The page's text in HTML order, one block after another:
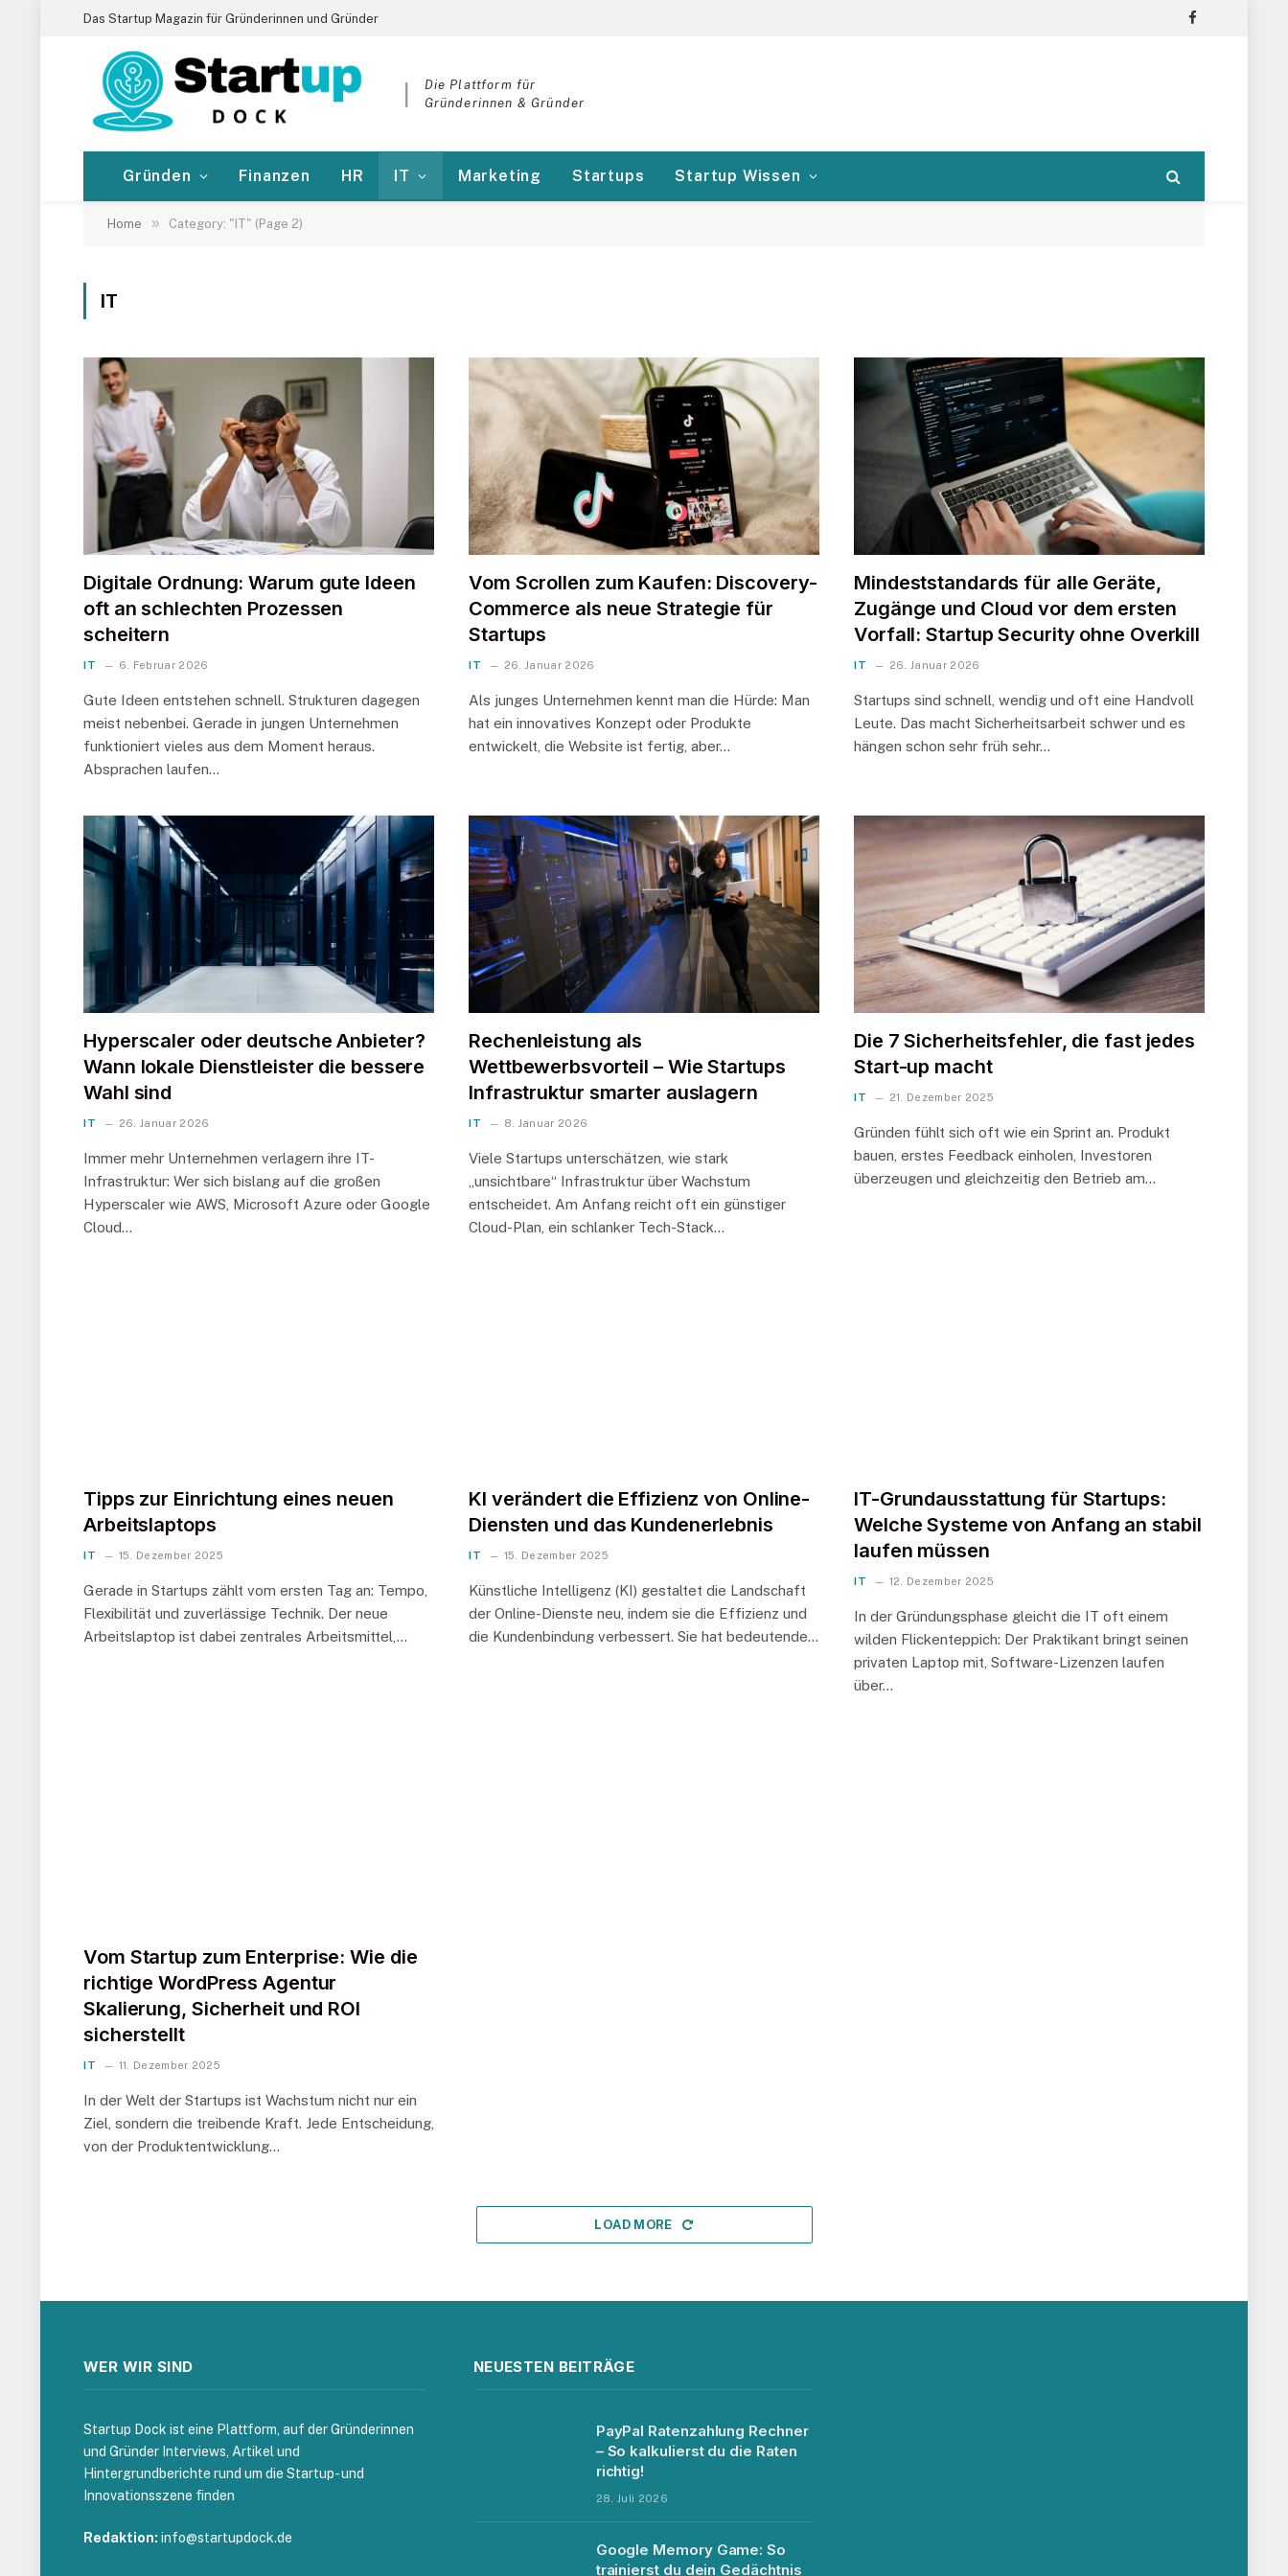
Das Startup Magazin für Gründerinnen und Gründer
Facebook
Die Plattform für
Gründerinnen & Gründer
Gründen Finanzen HR IT Marketing Startups Startup Wissen
Home » Category: "IT" (Page 2)
IT
Digitale Ordnung: Warum gute Ideen
oft an schlechten Prozessen
scheitern
IT 6. Februar 2026
Gute Ideen entstehen schnell. Strukturen dagegen
meist nebenbei. Gerade in jungen Unternehmen
funktioniert vieles aus dem Moment heraus.
Absprachen laufen…
Vom Scrollen zum Kaufen: Discovery-
Commerce als neue Strategie für
Startups
IT 26. Januar 2026
Als junges Unternehmen kennt man die Hürde: Man
hat ein innovatives Konzept oder Produkte
entwickelt, die Website ist fertig, aber…
Mindeststandards für alle Geräte,
Zugänge und Cloud vor dem ersten
Vorfall: Startup Security ohne Overkill
IT 26. Januar 2026
Startups sind schnell, wendig und oft eine Handvoll
Leute. Das macht Sicherheitsarbeit schwer und es
hängen schon sehr früh sehr…
Hyperscaler oder deutsche Anbieter?
Wann lokale Dienstleister die bessere
Wahl sind
IT 26. Januar 2026
Immer mehr Unternehmen verlagern ihre IT-
Infrastruktur: Wer sich bislang auf die großen
Hyperscaler wie AWS, Microsoft Azure oder Google
Cloud…
Rechenleistung als
Wettbewerbsvorteil – Wie Startups
Infrastruktur smarter auslagern
IT 8. Januar 2026
Viele Startups unterschätzen, wie stark
„unsichtbare“ Infrastruktur über Wachstum
entscheidet. Am Anfang reicht oft ein günstiger
Cloud-Plan, ein schlanker Tech-Stack…
Die 7 Sicherheitsfehler, die fast jedes
Start-up macht
IT 21. Dezember 2025
Gründen fühlt sich oft wie ein Sprint an. Produkt
bauen, erstes Feedback einholen, Investoren
überzeugen und gleichzeitig den Betrieb am…
Tipps zur Einrichtung eines neuen
Arbeitslaptops
IT 15. Dezember 2025
Gerade in Startups zählt vom ersten Tag an: Tempo,
Flexibilität und zuverlässige Technik. Der neue
Arbeitslaptop ist dabei zentrales Arbeitsmittel,…
KI verändert die Effizienz von Online-
Diensten und das Kundenerlebnis
IT 15. Dezember 2025
Künstliche Intelligenz (KI) gestaltet die Landschaft
der Online-Dienste neu, indem sie die Effizienz und
die Kundenbindung verbessert. Sie hat bedeutende…
IT-Grundausstattung für Startups:
Welche Systeme von Anfang an stabil
laufen müssen
IT 12. Dezember 2025
In der Gründungsphase gleicht die IT oft einem
wilden Flickenteppich: Der Praktikant bringt seinen
privaten Laptop mit, Software-Lizenzen laufen
über…
Vom Startup zum Enterprise: Wie die
richtige WordPress Agentur
Skalierung, Sicherheit und ROI
sicherstellt
IT 11. Dezember 2025
In der Welt der Startups ist Wachstum nicht nur ein
Ziel, sondern die treibende Kraft. Jede Entscheidung,
von der Produktentwicklung…
LOAD MORE
WER WIR SIND
Startup Dock ist eine Plattform, auf der Gründerinnen
und Gründer Interviews, Artikel und
Hintergrundberichte rund um die Startup- und
Innovationsszene finden
Redaktion: info@startupdock.de
NEUESTEN BEITRÄGE
PayPal Ratenzahlung Rechner
– So kalkulierst du die Raten
richtig!
28. Juli 2026
Google Memory Game: So
trainierst du dein Gedächtnis